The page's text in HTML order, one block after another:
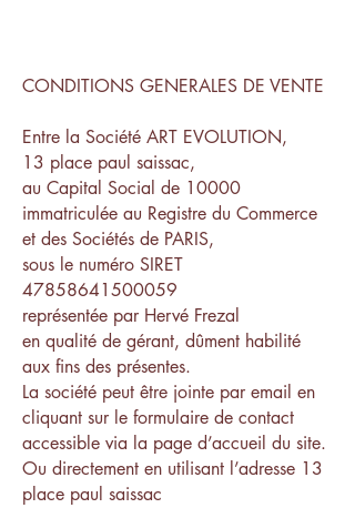
CONDITIONS GENERALES DE VENTE
Entre la Société ART EVOLUTION,
13 place paul saissac,
au Capital Social de 10000
immatriculée au Registre du Commerce
et des Sociétés de PARIS,
sous le numéro SIRET
47858641500059
représentée par Hervé Frezal
en qualité de gérant, dûment habilité
aux fins des présentes.
La société peut être jointe par email en
cliquant sur le formulaire de contact
accessible via la page d’accueil du site.
Ou directement en utilisant l’adresse 13
place paul saissac